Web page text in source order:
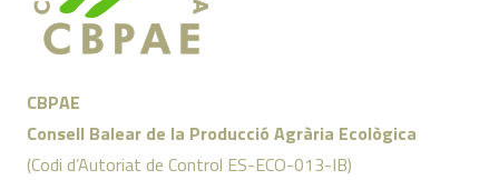
CBPAE
Consell Balear de la Producció Agrària Ecològica
(Codi d’Autoriat de Control ES-ECO-013-IB)